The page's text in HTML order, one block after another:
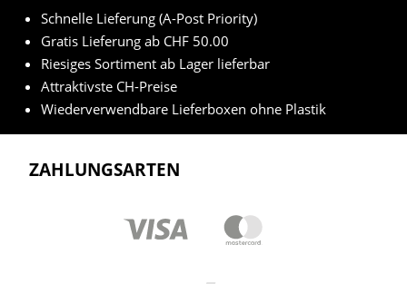
Schnelle Lieferung (A-Post Priority)
Gratis Lieferung ab CHF 50.00
Riesiges Sortiment ab Lager lieferbar
Attraktivste CH-Preise
Wiederverwendbare Lieferboxen ohne Plastik
ZAHLUNGSARTEN